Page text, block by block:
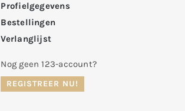
Profielgegevens
Bestellingen
Verlanglijst
Nog geen 123-account?
REGISTREER NU!